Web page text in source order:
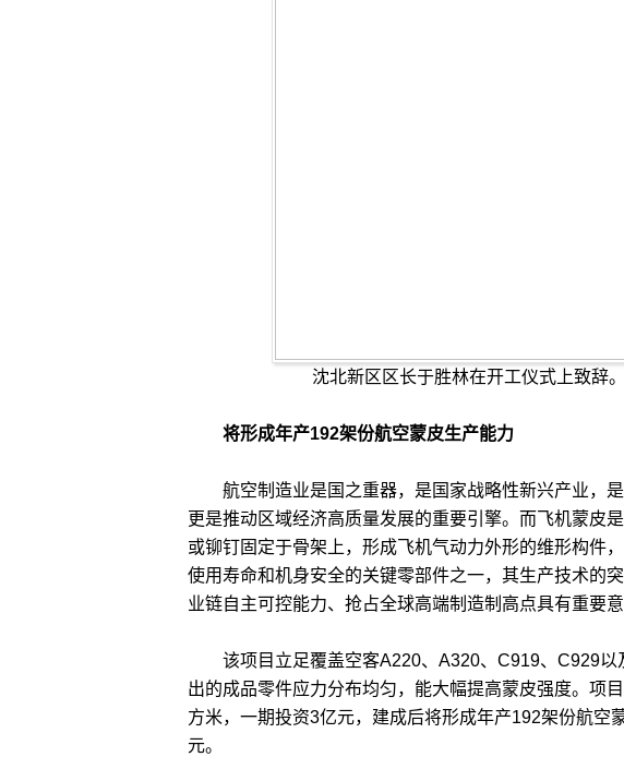
沈北新区区长于胜林在开工仪式上致辞
将形成年产192架份航空蒙皮生产能力
航空制造业是国之重器，是国家战略性新兴产业，是
更是推动区域经济高质量发展的重要引擎。而飞机蒙皮
或铆钉固定于骨架上，形成飞机气动力外形的维形构件
使用寿命和机身安全的关键零部件之一，其生产技术的
业链自主可控能力、抢占全球高端制造制高点具有重要意
该项目立足覆盖空客A220、A320、C919、C929以
出的成品零件应力分布均匀，能大幅提高蒙皮强度。项
方米，一期投资3亿元，建成后将形成年产192架份航空
元。